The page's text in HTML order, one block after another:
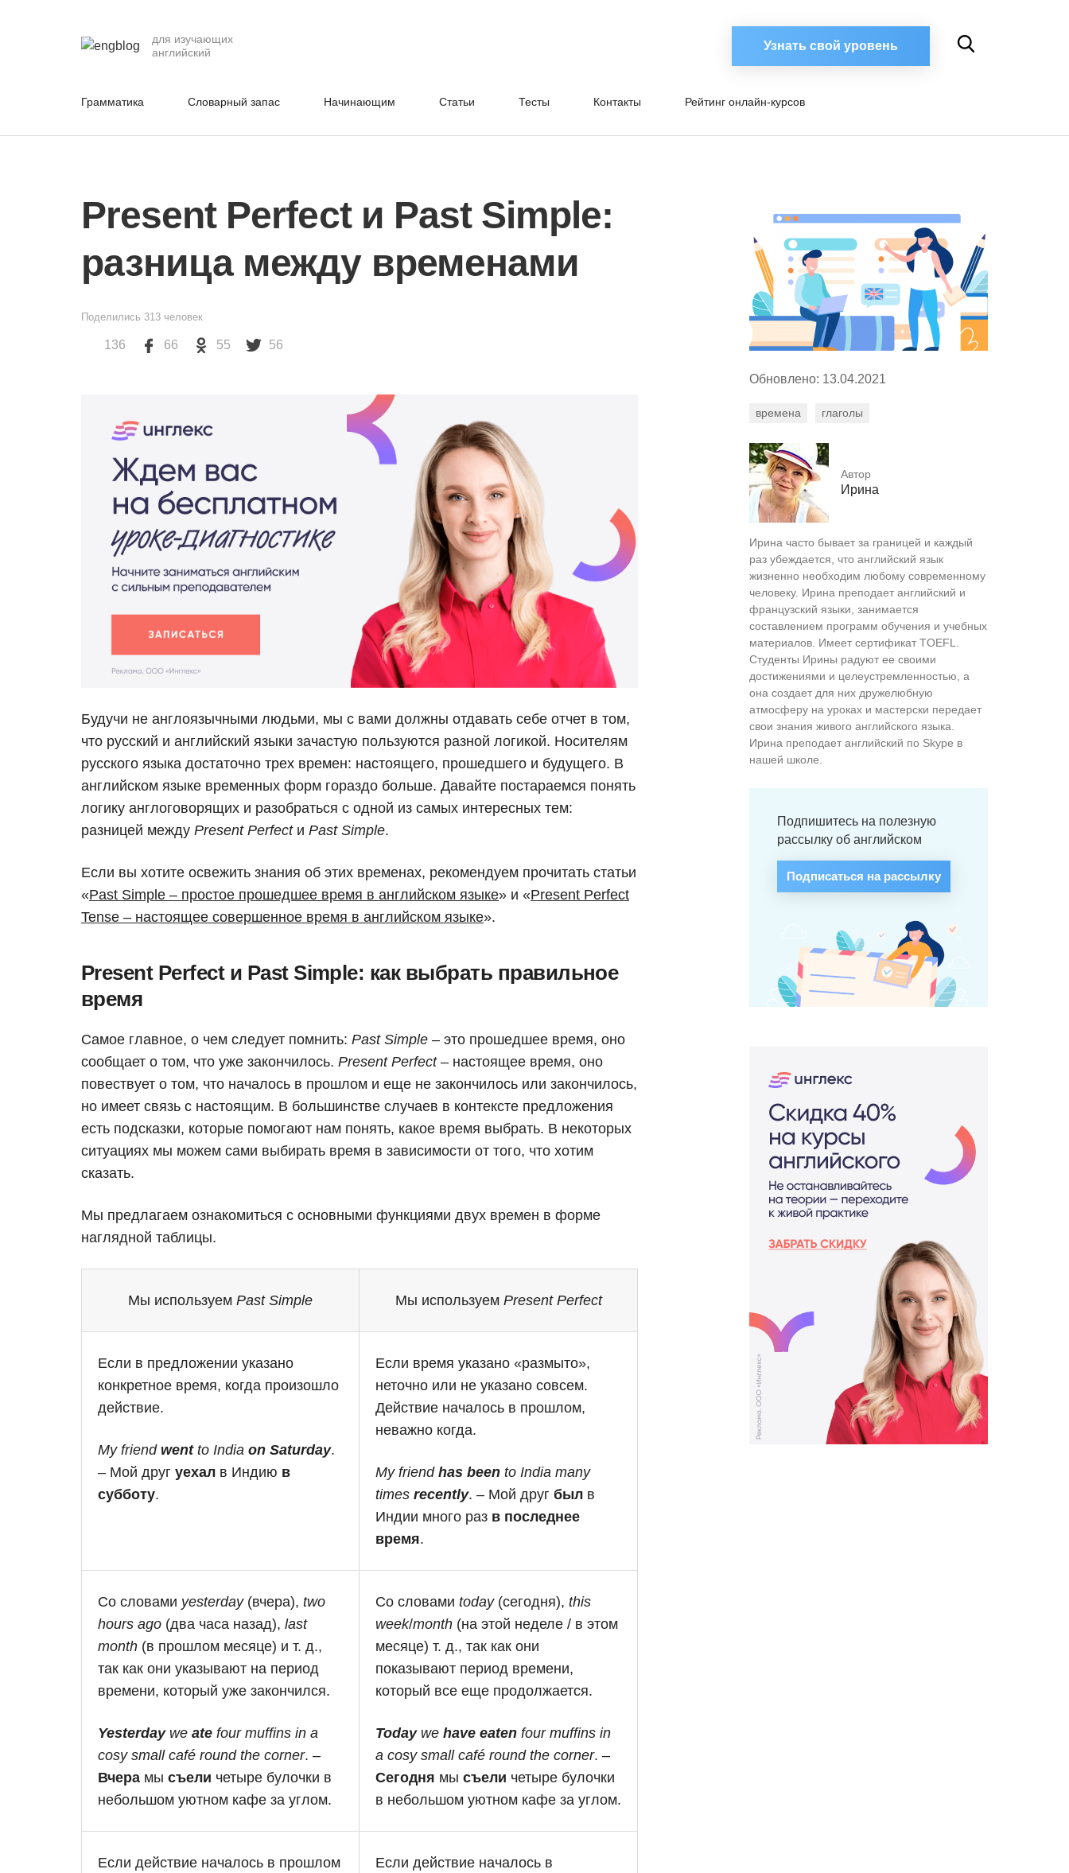
для изучающих
английский
Узнать свой уровень
Грамматика Словарный запас Начинающим Cтатьи Тесты Контакты Рейтинг онлайн-курсов
Present Perfect и Past Simple:
разница между временами
Поделились 313 человек
136 66 55 56
Будучи не англоязычными людьми, мы с вами должны отдавать себе отчет в том,
что русский и английский языки зачастую пользуются разной логикой. Носителям
русского языка достаточно трех времен: настоящего, прошедшего и будущего. В
английском языке временных форм гораздо больше. Давайте постараемся понять
логику англоговорящих и разобраться с одной из самых интересных тем:
разницей между Present Perfectи Past Simple.
Если вы хотите освежить знания об этих временах, рекомендуем прочитать статьи
«Past Simple – простое прошедшее время в английском языке» и «Present Perfect
Tense – настоящее совершенное время в английском языке».
Present Perfect и Past Simple: как выбрать правильное
время
Самое главное, о чем следует помнить: Past Simple – это прошедшее время, оно
сообщает о том, что уже закончилось. Present Perfect– настоящее время, оно
повествует о том, что началось в прошлом и еще не закончилось или закончилось,
но имеет связь с настоящим. В большинстве случаев в контексте предложения
есть подсказки, которые помогают нам понять, какое время выбрать. В некоторых
ситуациях мы можем сами выбирать время в зависимости от того, что хотим
сказать.
Мы предлагаем ознакомиться с основными функциями двух времен в форме
наглядной таблицы.
Мы используем Past Simple Мы используем Present Perfect
Если в предложении указано
конкретное время, когда произошло
действие.
My friend wentto India on Saturday.
– Мой друг уехал в Индию в
субботу.
Если время указано «размыто»,
неточно или не указано совсем.
Действие началось в прошлом,
неважно когда.
My friend has been to India many
times recently. – Мой друг был в
Индии много раз в последнее
время.
Со словами yesterday(вчера), two
hours ago (два часа назад), last
month (в прошлом месяце) и т. д.,
так как они указывают на период
времени, который уже закончился.
Yesterdaywe ate four muffins in a
cosy small café round the corner. –
Вчера мы съели четыре булочки в
небольшом уютном кафе за углом.
Со словами today(сегодня), this
week/month (на этой неделе / в этом
месяце) т. д., так как они
показывают период времени,
который все еще продолжается.
Todaywe have eaten four muffins in
a cosy small café round the corner. –
Сегодня мы съели четыре булочки
в небольшом уютном кафе за углом.
Если действие началось в прошлом
Если действие началось в
Автор
Ирина
Ирина часто бывает за границей и каждый
раз убеждается, что английский язык
жизненно необходим любому современному
человеку. Ирина преподает английский и
французский языки, занимается
составлением программ обучения и учебных
материалов. Имеет сертификат TOEFL.
Студенты Ирины радуют ее своими
достижениями и целеустремленностью, а
она создает для них дружелюбную
атмосферу на уроках и мастерски передает
свои знания живого английского языка.
Ирина преподает английский по Skype в
нашей школе.
Обновлено: 13.04.2021
времена глаголы
Подпишитесь на полезную
рассылку об английском
Подписаться на рассылку